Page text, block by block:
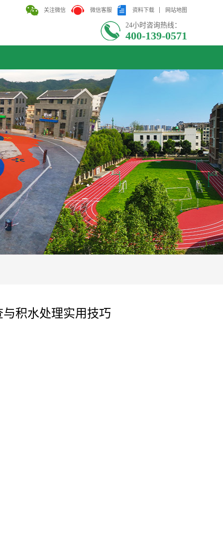
关注微信 微信客服 资料下载 网站地图
24小时咨询热线：
400-139-0571
积水处理实用技巧